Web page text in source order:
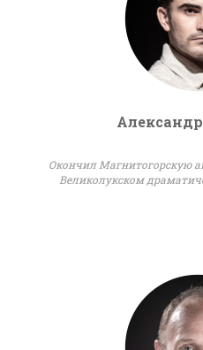
Окончил Магнитогорскую
Великолукском